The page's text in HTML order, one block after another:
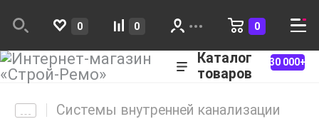
0 0 0
Каталог
товаров
30 000+
Системы внутренней канализации